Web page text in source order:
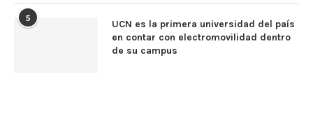
5
UCN es la primera universidad del país
en contar con electromovilidad dentro
de su campus